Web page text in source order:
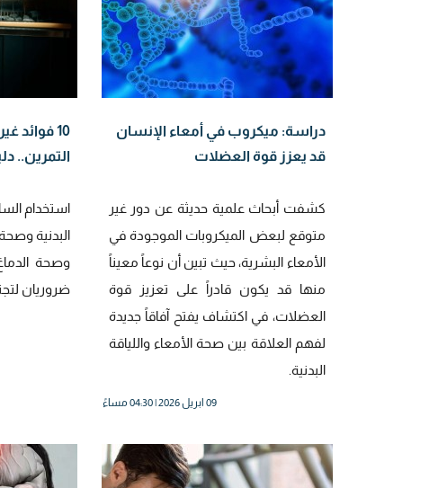
دراسة: ميكروب في أمعاء الإنسان
قد يعزز قوة العضلات
كشفت أبحاث علمية حديثة عن دور غير
متوقع لبعض الميكروبات الموجودة في
الأمعاء البشرية، حيث تبين أن نوعاً معيناً
منها قد يكون قادراً على تعزيز قوة
العضلات، في اكتشاف يفتح آفاقاً جديدة
لفهم العلاقة بين صحة الأمعاء واللياقة
البدنية.
09 ابريل 2026 | 04:30 مساءً
10 فوائد
التمرين..
استخدام
البدنية
وصحة
ضروريان